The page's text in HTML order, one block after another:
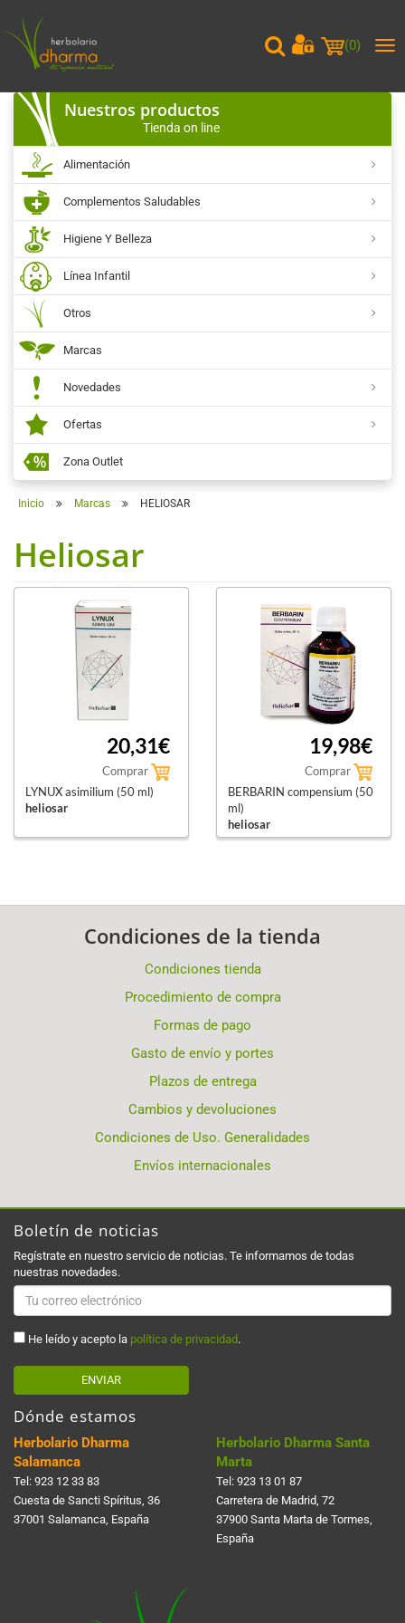
(0)
Nuestros productos
Tienda on line
Alimentación
Complementos Saludables
Higiene Y Belleza
Línea Infantil
Otros
Marcas
Novedades
Ofertas
Zona Outlet
Inicio Marcas HELIOSAR
Heliosar
20,31€
Comprar
LYNUX asimilium (50 ml)
heliosar
19,98€
Comprar
BERBARIN compensium (50
ml)
heliosar
Condiciones de la tienda
Condiciones tienda
Procedimiento de compra
Formas de pago
Gasto de envío y portes
Plazos de entrega
Cambios y devoluciones
Condiciones de Uso. Generalidades
Envíos internacionales
Boletín de noticias
Regístrate en nuestro servicio de noticias. Te informamos de todas
nuestras novedades.
He leído y acepto la política de privacidad .
ENVIAR
Dónde estamos
Herbolario Dharma
Salamanca
Tel: 923 12 33 83
Cuesta de Sancti Spí­ritus, 36
37001 Salamanca, España
Herbolario Dharma Santa
Marta
Tel: 923 13 01 87
Carretera de Madrid, 72
37900 Santa Marta de Tormes,
España